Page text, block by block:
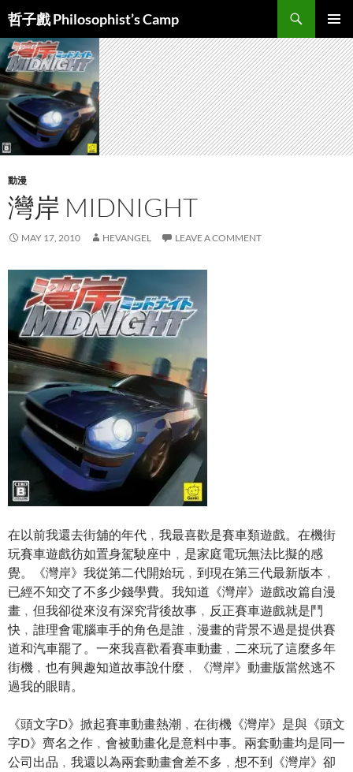
Skip
to
content
哲子戲 Philosophist’s Camp
Search
MENU
動漫
灣岸 MIDNIGHT
MAY 17, 2010 HEVANGEL LEAVE A COMMENT
在以前我還去街舖的年代﹐我最喜歡是賽車類遊戲。在機街
玩賽車遊戲彷如置身駕駛座中﹐是家庭電玩無法比擬的感
覺。《灣岸》我從第二代開始玩﹐到現在第三代最新版本﹐
已經不知交了不多少錢學費。我知道《灣岸》遊戲改篇自漫
畫﹐但我卻從來沒有深究背後故事﹐反正賽車遊戲就是鬥
快﹐誰理會電腦車手的角色是誰﹐漫畫的背景不過是提供賽
道和汽車罷了。一來我喜歡看賽車動畫﹐二來玩了這麼多年
街機﹐也有興趣知道故事說什麼﹐《灣岸》動畫版當然逃不
過我的眼睛。
《頭文字D》掀起賽車動畫熱潮﹐在街機《灣岸》是與《頭文
字D》齊名之作﹐會被動畫化是意料中事。兩套動畫均是同一
公司出品﹐我還以為兩套動畫會差不多﹐想不到《灣岸》卻